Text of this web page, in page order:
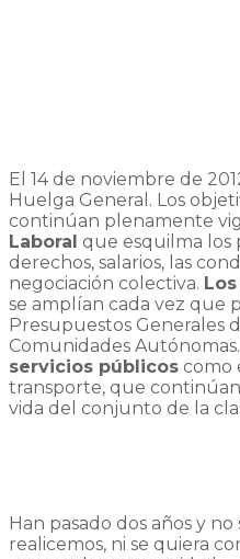
El 14 de noviembre de
Huelga General. Los
continúan plenamente
Laboral que esquilma los
derechos, salarios, las
negociación colectiva.
se amplían cada vez que
Presupuestos Generales
Comunidades Autónomas.
servicios públicos como
transporte, que
vida del conjunto de la
Han pasado dos años y
realicemos, ni se quiera